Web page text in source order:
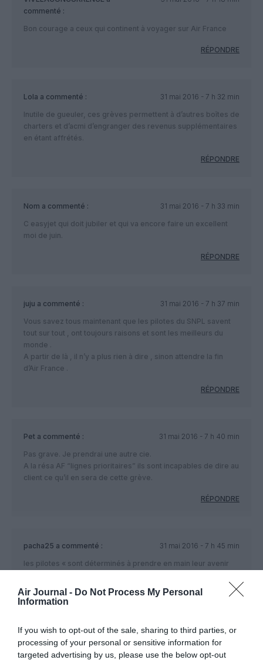
Air Journal - Do Not Process My Personal
Information
If you wish to opt-out of the sale, sharing to third parties, or
processing of your personal or sensitive information for
targeted advertising by us, please use the below opt-out
commenté :
Bon courage a ceux qui continent à voyager sur Air France
RÉPONDRE
Lola a commenté :
31 mai 2016 - 7 h 32 min
Inutile de gueuler, ces grèves permettent à d’autres boîtes de
charters et d’acmi d’engranger des revenus supplémentaires
en étant affrétés.
RÉPONDRE
Nom a commenté :
31 mai 2016 - 7 h 33 min
C easyjet qui doit jubiler et qui va encore faire un excellent
moi de juin.
RÉPONDRE
juju a commenté :
31 mai 2016 - 7 h 37 min
Vous savez tous maintenant que les pilotes du SNPL savent
tout sur tout , ont toujours raisons et sont les meilleurs du
monde .
A partir de là , il n’y a plus rien à dire , sinon attendre la fin
d’Air France .
RÉPONDRE
Pet a commenté :
31 mai 2016 - 7 h 40 min
Pas grave. Je prendrai une autre cie.
A la résa AF “lignes prioritaires” ils sont incapables de dire au
client ce qu’il en sera de cette grève.
RÉPONDRE
pacha25 a commenté :
31 mai 2016 - 7 h 45 min
les pilotes « sont déterminés à prendre en main leur avenir
a commenté :
31 mai 2016 - 7 h 49 min